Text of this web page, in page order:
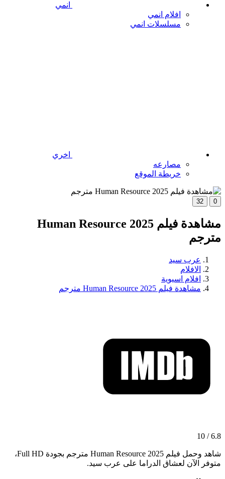
انمي
افلام انمي
مسلسلات انمي
اخري
مصارعه
خريطة الموقع
0
32
مشاهدة فيلم Human Resource 2025
مترجم
عرب سيد
الافلام
افلام اسيوية
مشاهدة فيلم Human Resource 2025 مترجم
6.8 / 10
شاهد وحمل فيلم Human Resource 2025 مترجم بجودة Full HD،
متوفر الآن لعشاق الدراما على عرب سيد.